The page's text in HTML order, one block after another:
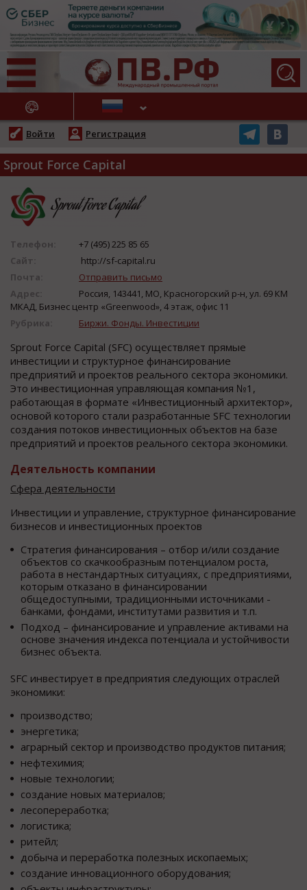
НОВОСТИ
Войти Регистрация
Sprout Force Capital
Телефон:
+7 (495) 225 85 65
Сайт:
http://sf-capital.ru
Почта:
Отправить письмо
Адрес:
Россия, 143441, МО, Красногорский р-н, ул. 69 КМ
МКАД, Бизнес центр «Greenwood», 4 этаж, офис 11
Рубрика:
Биржи. Фонды. Инвестиции
Sprout Force Capital (SFC) осуществляет прямые
инвестиции и структурное финансирование
предприятий и проектов реального сектора экономики.
Это инвестиционная управляющая компания №1,
работающая в формате «Инвестиционный архитектор»,
основой которого стали разработанные SFC технологии
создания потоков инвестиционных объектов на базе
предприятий и проектов реального сектора экономики.
Деятельность компании
Сфера деятельности
Инвестиции и управление, структурное финансирование
бизнесов и инвестиционных проектов
Стратегия финансирования – отбор и/или создание
объектов со скачкообразным потенциалом роста,
работа в нестандартных ситуациях, с предприятиями,
которым отказано в финансировании
общедоступными, традиционными источниками -
банками, фондами, институтами развития и т.п.
Подход – финансирование и управление активами на
основе значения индекса потенциала и устойчивости
бизнес объекта.
SFC инвестирует в предприятия следующих отраслей
экономики:
производство;
энергетика;
аграрный сектор и производство продуктов питания;
нефтехимия;
новые технологии;
создание новых материалов;
лесопереработка;
логистика;
ритейл;
добыча и переработка полезных ископаемых;
создание инновационного оборудования;